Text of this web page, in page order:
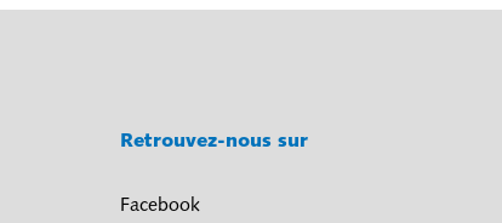
Retrouvez-nous sur
Facebook